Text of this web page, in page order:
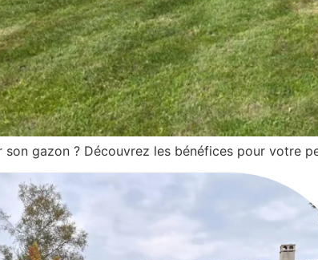
son gazon ? Découvrez les bénéfices pour votre